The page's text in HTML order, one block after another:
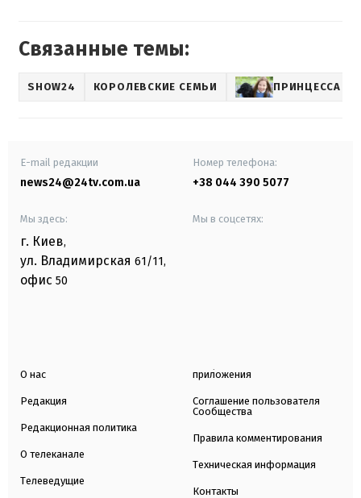
Связанные темы:
SHOW24 КОРОЛЕВСКИЕ СЕМЬИ ПРИНЦЕССА
E-mail редакции
news24@24tv.com.ua
Номер телефона:
+38 044 390 5077
Мы здесь:
г. Киев,
ул. Владимирская 61/11,
офис 50
Мы в соцсетях:
О нас
Редакция
Редакционная политика
О телеканале
Телеведущие
приложения
Соглашение пользователя
Сообщества
Правила комментирования
Техническая информация
Контакты